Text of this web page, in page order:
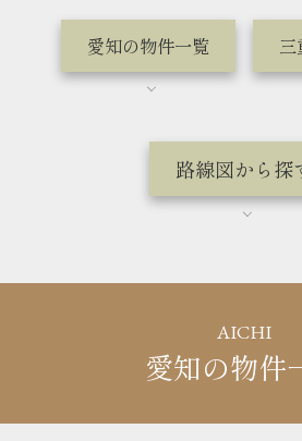
愛知の物件一覧 三
路線図から探
AICHI
愛知の物件